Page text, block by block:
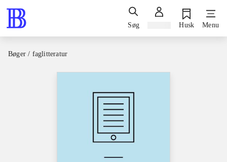
Søg Husk Menu
Bøger / faglitteratur